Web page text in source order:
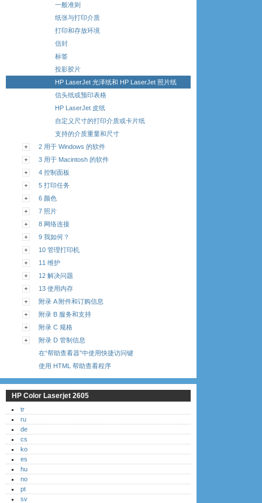
一般准则
纸张与打印介质
打印和存放环境
信封
标签
投影胶片
HP LaserJet 光泽纸和 HP LaserJet 照片纸
信头纸或预印表格
HP LaserJet 皮纸
自定义尺寸的打印介质或卡片纸
支持的介质重量和尺寸
2 用于 Windows 的软件
3 用于 Macintosh 的软件
4 控制面板
5 打印任务
6 颜色
7 照片
8 网络连接
9 我如何？
10 管理打印机
11 维护
12 解决问题
13 使用内存
附录 A 附件和订购信息
附录 B 服务和支持
附录 C 规格
附录 D 管制信息
在“帮助查看器”中使用快捷访问键
使用 HTML 帮助查看程序
HP Color Laserjet 2605
tr
ru
de
cs
ko
es
hu
no
pt
sv